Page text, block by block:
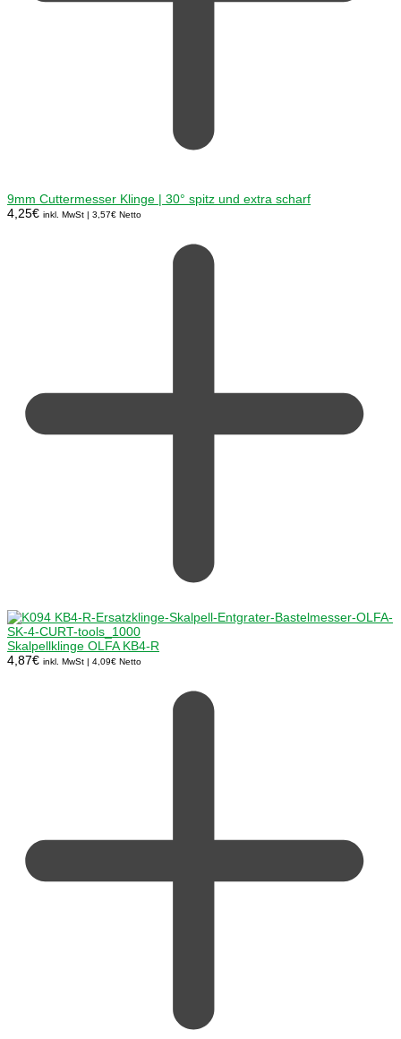
9mm Cuttermesser Klinge | 30° spitz und extra scharf
4,25€ inkl. MwSt | 3,57€ Netto
Skalpellklinge OLFA KB4-R
4,87€ inkl. MwSt | 4,09€ Netto